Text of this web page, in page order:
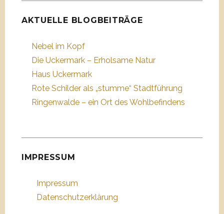
AKTUELLE BLOGBEITRÄGE
Nebel im Kopf
Die Uckermark – Erholsame Natur
Haus Uckermark
Rote Schilder als „stumme“ Stadtführung
Ringenwalde – ein Ort des Wohlbefindens
IMPRESSUM
Impressum
Datenschutzerklärung